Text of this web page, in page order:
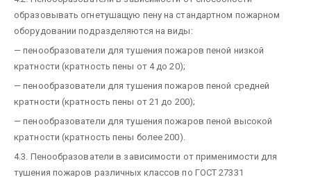
образовывать огнетушащую пену на стандартном пожарном
оборудовании подразделяются на виды:
— пенообразователи для тушения пожаров пеной низкой
кратности (кратность пены от 4 до 20);
— пенообразователи для тушения пожаров пеной средней
кратности (кратность пены от 21 до 200);
— пенообразователи для тушения пожаров пеной высокой
кратности (кратность пены более 200).
4.3. Пенообразователи в зависимости от применимости для
тушения пожаров различных классов по ГОСТ 27331